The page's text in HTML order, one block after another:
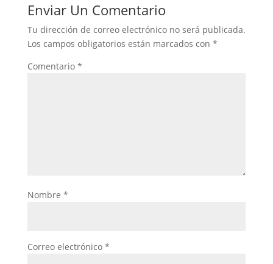
Enviar Un Comentario
Tu dirección de correo electrónico no será publicada.
Los campos obligatorios están marcados con *
Comentario *
Nombre *
Correo electrónico *